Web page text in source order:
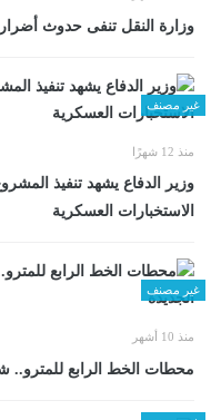
وزارة النقل تنفى حدوث
غير مصنف
منذ 12 شهرًا
وزير الدفاع يشهد تنفيذ
الاستخبارات العسكرية
غير مصنف
منذ 10 أشهر
محطات الخط الرابع للمترو.. شريان جديد يربط 6